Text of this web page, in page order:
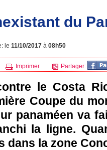
du
le 11/10/2017 à 08h50
Imprimer Partager:
le Costa
Coupe du
panaméen va
la ligne.
dans la zone